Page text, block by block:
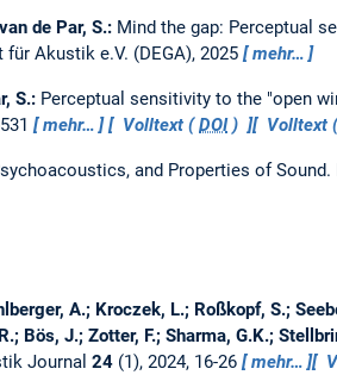
de Par, S.: Mind the gap: Perceptual
Akustik e.V. (DEGA), 2025 mehr…
S.: Perceptual sensitivity to the "open
mehr… Volltext (DOI) Volltext
and Properties of Sound.
A.; Kroczek, L.; Roßkopf, S.;
Bös, J.; Zotter, F.; Sharma, G.K.;
Journal 24(1), 2024, 16-26 mehr…